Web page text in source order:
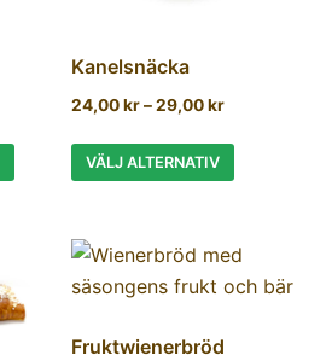
Kanelsnäcka
24,00kr – 29,00kr
VÄLJ ALTERNATIV
Fruktwienerbröd